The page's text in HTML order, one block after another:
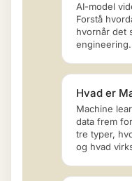
AI-model
Forstå
hvornår det
engineering.
Hvad er
Machine
data frem
tre typer,
og hvad